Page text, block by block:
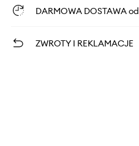
DARMOWA DOSTAWA od
ZWROTY I REKLAMACJE